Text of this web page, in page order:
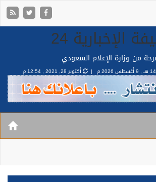
الإخبارية 24
من وزارة الإعلام السعودي
9 أغسطس 2026 م | أكتوبر 28, 2021 , 12:54 م